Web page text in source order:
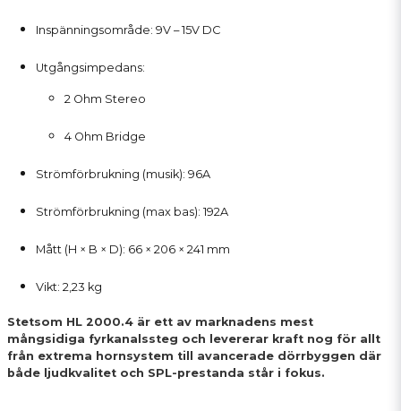
Inspänningsområde: 9V – 15V DC
Utgångsimpedans:
2 Ohm Stereo
4 Ohm Bridge
Strömförbrukning (musik): 96A
Strömförbrukning (max bas): 192A
Mått (H × B × D): 66 × 206 × 241 mm
Vikt: 2,23 kg
Stetsom HL 2000.4 är ett av marknadens mest
mångsidiga fyrkanalssteg och levererar kraft nog för allt
från extrema hornsystem till avancerade dörrbyggen där
både ljudkvalitet och SPL-prestanda står i fokus.